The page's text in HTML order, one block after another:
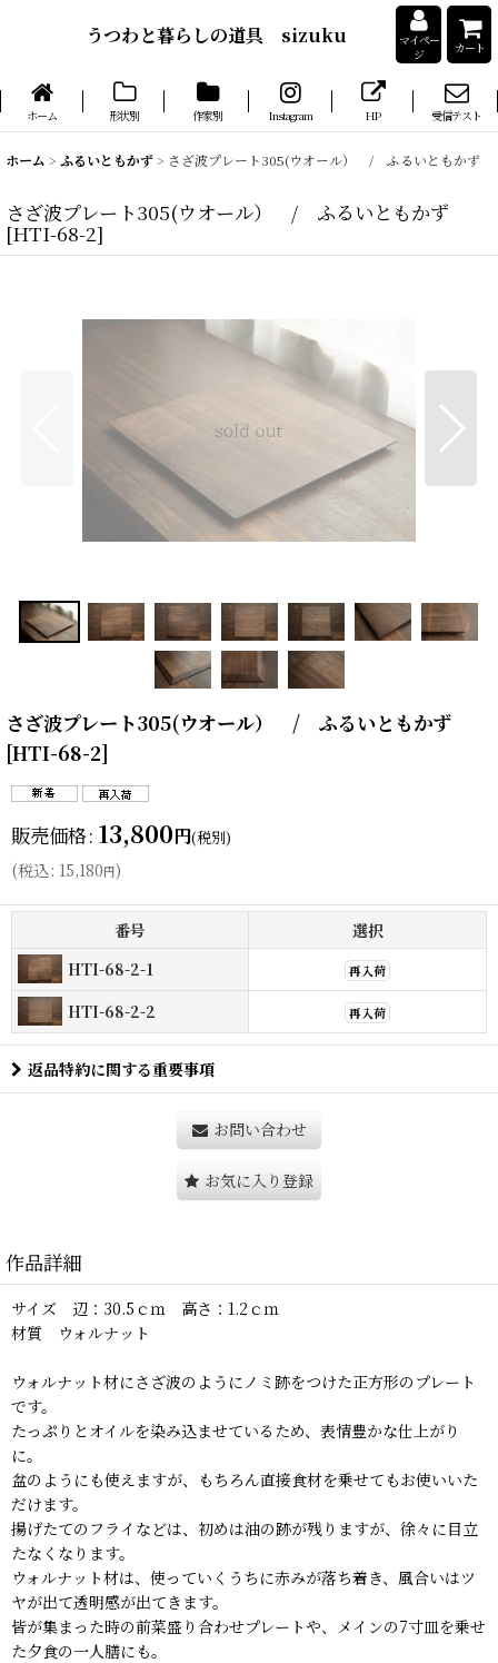
うつわと暮らしの道具 sizuku
マイペー
ジ
カート
ホーム 形状別 作家別 Instagram HP 受信テスト
ホーム > ふるいともかず> さざ波プレート305(ウオール） / ふるいともかず
さざ波プレート305(ウオール） / ふるいともかず
[HTI-68-2]
さざ波プレート305(ウオール） / ふるいともかず
[HTI-68-2]
販売価格: 13,800円(税別)
(税込: 15,180円)
番号
選択
HTI-68-2-1
再入荷
HTI-68-2-2 再入荷
返品特約に関する重要事項
お問い合わせ
お気に入り登録
作品詳細
サイズ 辺：30.5ｃｍ 高さ：1.2ｃｍ
材質 ウォルナット
ウォルナット材にさざ波のようにノミ跡をつけた正方形のプレート
です。
たっぷりとオイルを染み込ませているため、表情豊かな仕上がり
に。
盆のようにも使えますが、もちろん直接食材を乗せてもお使いいた
だけます。
揚げたてのフライなどは、初めは油の跡が残りますが、徐々に目立
たなくなります。
ウォルナット材は、使っていくうちに赤みが落ち着き、風合いはツ
ヤが出て透明感が出てきます。
皆が集まった時の前菜盛り合わせプレートや、メインの7寸皿を乗せ
た夕食の一人膳にも。